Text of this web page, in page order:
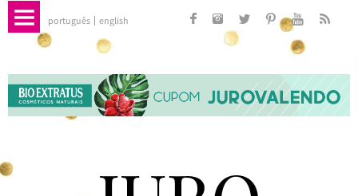
português english